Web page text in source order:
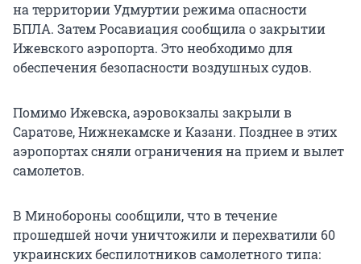
на территории Удмуртии режима опасности
БПЛА. Затем Росавиация сообщила о закрытии
Ижевского аэропорта. Это необходимо для
обеспечения безопасности воздушных судов.
Помимо Ижевска, аэровокзалы закрыли в
Саратове, Нижнекамске и Казани. Позднее в этих
аэропортах сняли ограничения на прием и вылет
самолетов.
В Минобороны сообщили, что в течение
прошедшей ночи уничтожили и перехватили 60
украинских беспилотников самолетного типа: